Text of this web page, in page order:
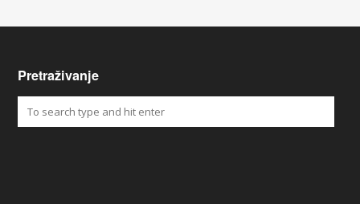
Pretraživanje